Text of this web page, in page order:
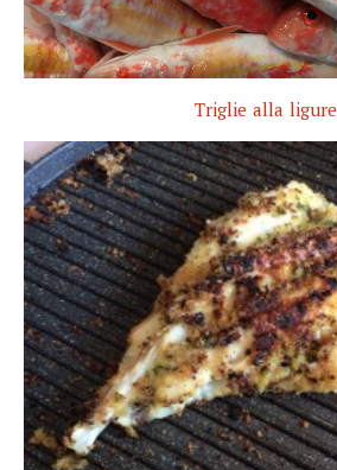
Triglie alla ligure